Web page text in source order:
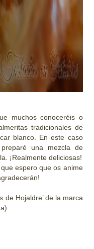
muchos conoceréis o
tradicionales de
blanco. En este caso
una mezcla de
¡Realmente deliciosas!
espero que os anime
de Hojaldre’ de la marca